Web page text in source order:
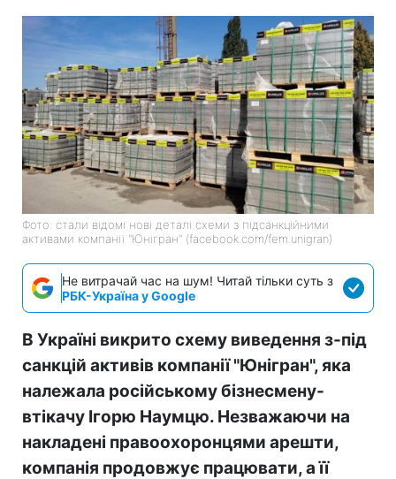
Фото: стали відомі нові деталі схеми з підсанкційними
активами компанії "Юнігран" (facebook.com/fem.unigran)
Не витрачай час на шум! Читай тільки суть з
РБК-Україна у Google
В Україні викрито схему виведення з-під
санкцій активів компанії "Юнігран", яка
належала російському бізнесмену-
втікачу Ігорю Наумцю. Незважаючи на
накладені правоохоронцями арешти,
компанія продовжує працювати, а її